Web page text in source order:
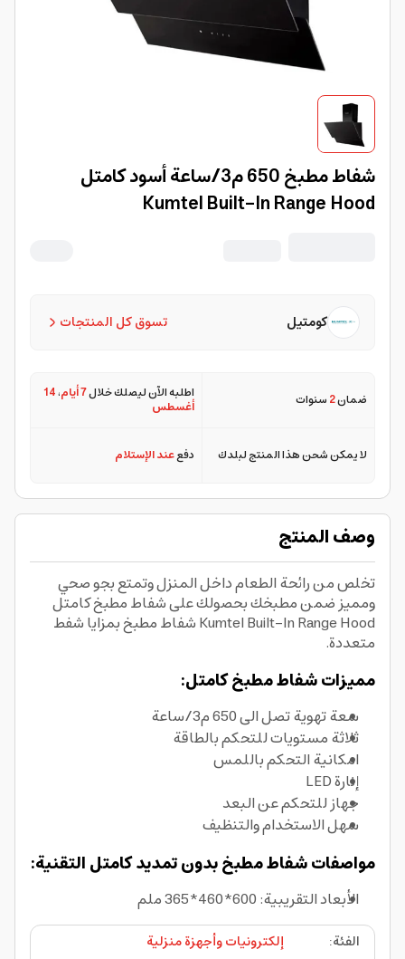
شفاط مطبخ 650 م3/ساعة أسود كامتل
Kumtel Built-In Range Hood
تسوق كل المنتجات كومتيل
ضمان2سنوات اطلبه الآن ليصلك خلال7 أيام ،14
أغسطس
لا يمكن شحن هذا المنتج لبلدك دفععند الإستلام
وصف المنتج
تخلص من رائحة الطعام داخل المنزل وتمتع بجو صحي
ومميز ضمن مطبخك بحصولك على شفاط مطبخ كامتل
Kumtel Built-In Range Hood شفاط مطبخ بمزايا شفط
متعددة.
مميزات شفاط مطبخ كامتل:
سعة تهوية تصل الى 650 م3/ساعة
ثلاثة مستويات للتحكم بالطاقة
امكانية التحكم باللمس
إنارة LED
جهاز للتحكم عن البعد
سهل الاستخدام والتنظيف
مواصفات شفاط مطبخ بدون تمديد كامتل التقنية:
الأبعاد التقريبية: 600*460*365 ملم
الفئة:
إلكترونيات وأجهزة منزلية